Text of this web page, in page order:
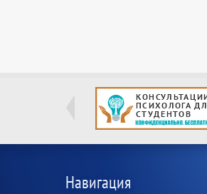
Навигация